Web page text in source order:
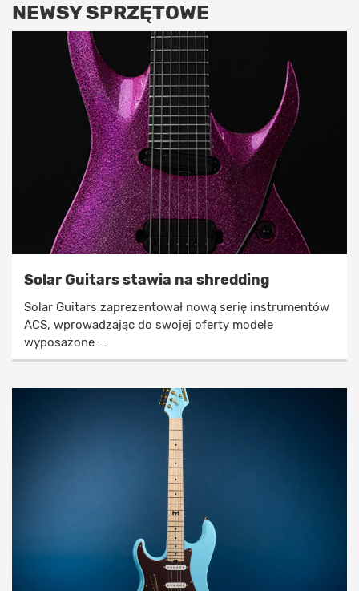
NEWSY SPRZĘTOWE
Solar Guitars stawia na shredding
Solar Guitars zaprezentował nową serię instrumentów
ACS, wprowadzając do swojej oferty modele
wyposażone ...